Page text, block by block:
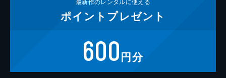
ポイント プレゼント
600円分